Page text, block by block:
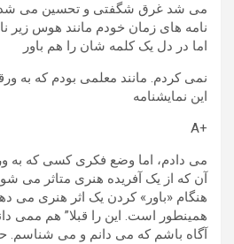
می شد غرق شگفتی و تحسین می شدم
اما در دل یک کلمه شان را هم باور
نمی کردم. مانند معلمی بودم که به
این نمایشنامه
+A
می دادم، اما وضع فکری کسی که به
آن که از یک آفریده هنری متاثر می
هنگام «باور» کردن یک اثر هنری می
همینطور است. این را قبلا” هم ممی
آگاه باشم که می دانم و می شناسم.